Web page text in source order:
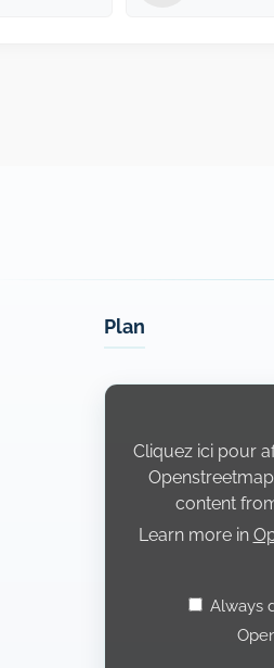
Plan
Display
Openstreetmap.fr
Cliquez ici pour
content
Learn more in
Always